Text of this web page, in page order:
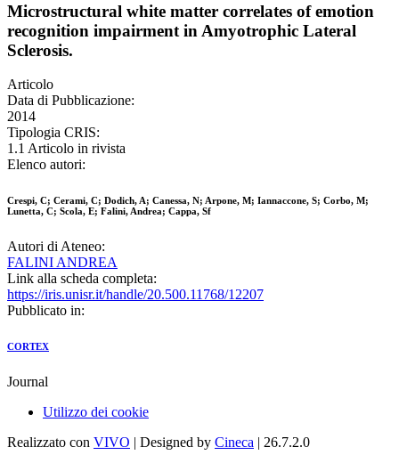
Microstructural white matter correlates of emotion
recognition impairment in Amyotrophic Lateral
Sclerosis.
Articolo
Data di Pubblicazione:
2014
Tipologia CRIS:
1.1 Articolo in rivista
Elenco autori:
Crespi, C; Cerami, C; Dodich, A; Canessa, N; Arpone, M; Iannaccone, S; Corbo, M;
Lunetta, C; Scola, E; Falini, Andrea; Cappa, Sf
Autori di Ateneo:
FALINI ANDREA
Link alla scheda completa:
https://iris.unisr.it/handle/20.500.11768/12207
Pubblicato in:
CORTEX
Journal
Utilizzo dei cookie
Realizzato con VIVO | Designed by Cineca | 26.7.2.0